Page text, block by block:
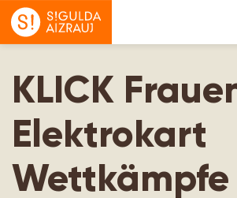
KLICK
Elektrokart
Wettkämpfe